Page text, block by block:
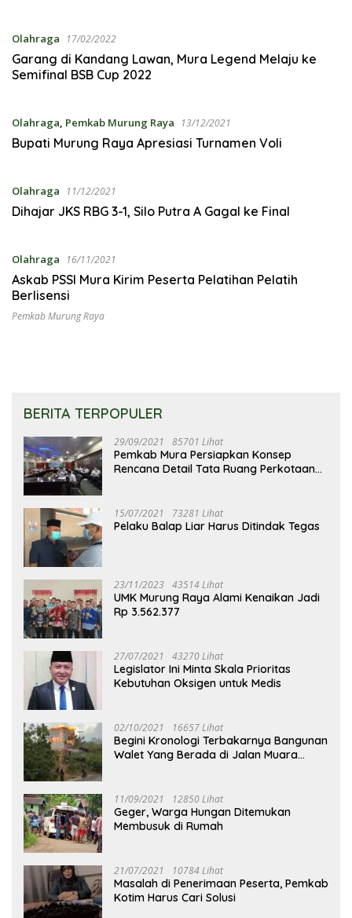
Olahraga 17/02/2022
Garang di Kandang Lawan, Mura Legend Melaju ke
Semifinal BSB Cup 2022
Olahraga, Pemkab Murung Raya 13/12/2021
Bupati Murung Raya Apresiasi Turnamen Voli
Olahraga 11/12/2021
Dihajar JKS RBG 3-1, Silo Putra A Gagal ke Final
Olahraga 16/11/2021
Askab PSSI Mura Kirim Peserta Pelatihan Pelatih
Berlisensi
Pemkab Murung Raya
BERITA TERPOPULER
29/09/2021 85701 Lihat
Pemkab Mura Persiapkan Konsep
Rencana Detail Tata Ruang Perkotaan
15/07/2021 73281 Lihat
Pelaku Balap Liar Harus Ditindak Tegas
23/11/2023 43514 Lihat
UMK Murung Raya Alami Kenaikan Jadi
Rp 3.562.377
27/07/2021 43270 Lihat
Legislator Ini Minta Skala Prioritas
Kebutuhan Oksigen untuk Medis
02/10/2021 16657 Lihat
Begini Kronologi Terbakarnya Bangunan
Walet Yang Berada di Jalan Muara
11/09/2021 12850 Lihat
Geger, Warga Hungan Ditemukan
Membusuk di Rumah
21/07/2021 10784 Lihat
Masalah di Penerimaan Peserta, Pemkab
Kotim Harus Cari Solusi